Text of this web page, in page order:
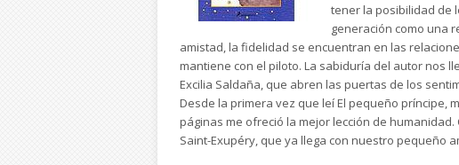
tener la posibilidad de
generación como una
amistad, la fidelidad se encuentran en las
mantiene con el piloto. La sabiduría del autor nos
Excilia Saldaña, que abren las puertas de los
Desde la primera vez que leí El pequeño príncipe,
páginas me ofreció la mejor lección de
Saint-Exupéry, que ya llega con nuestro pequeño